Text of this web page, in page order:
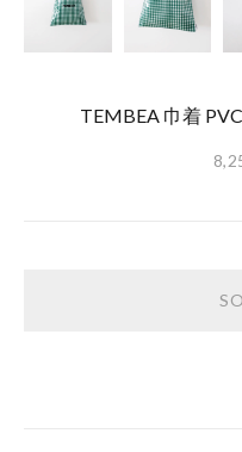
TEMBEA 巾着